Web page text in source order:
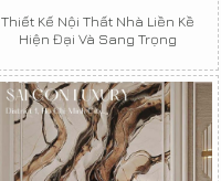
Thiết Kế Nội Thất Nhà Liền Kề
Hiện Đại Và Sang Trọng